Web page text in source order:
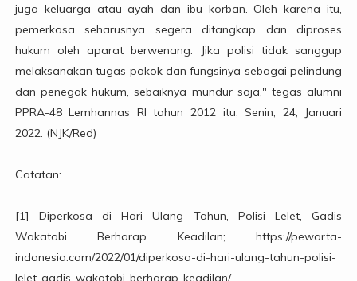
juga keluarga atau ayah dan ibu korban. Oleh karena itu,
pemerkosa seharusnya segera ditangkap dan diproses
hukum oleh aparat berwenang. Jika polisi tidak sanggup
melaksanakan tugas pokok dan fungsinya sebagai pelindung
dan penegak hukum, sebaiknya mundur saja," tegas alumni
PPRA-48 Lemhannas RI tahun 2012 itu, Senin, 24, Januari
2022. (NJK/Red)
Catatan:
[1] Diperkosa di Hari Ulang Tahun, Polisi Lelet, Gadis
Wakatobi Berharap Keadilan; https://pewarta-
indonesia.com/2022/01/diperkosa-di-hari-ulang-tahun-polisi-
lelet-gadis-wakatobi-berharap-keadilan/